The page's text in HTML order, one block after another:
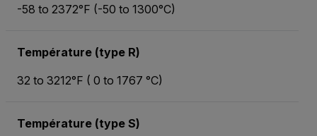
-58 to 2372°F (-50 to 1300°C)
Température (type R)
32 to 3212°F ( 0 to 1767 °C)
Température (type S)